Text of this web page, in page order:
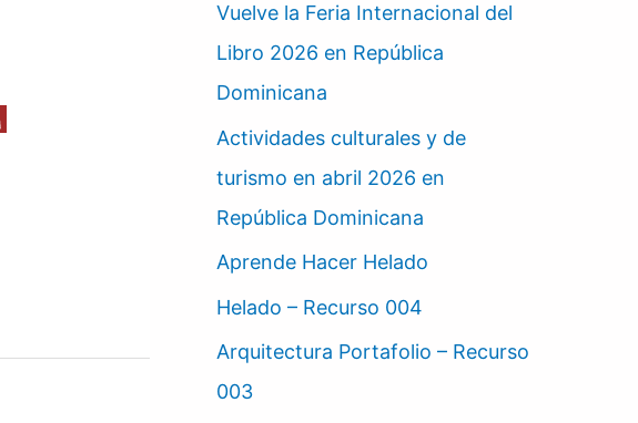
Vuelve la Feria Internacional del
Libro 2026 en República
Dominicana
Actividades culturales y de
turismo en abril 2026 en
República Dominicana
Aprende Hacer Helado
Helado – Recurso 004
Arquitectura Portafolio – Recurso
003